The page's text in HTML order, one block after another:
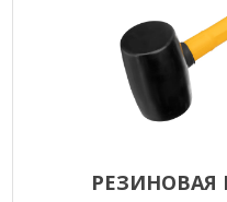
РЕЗИНОВАЯ